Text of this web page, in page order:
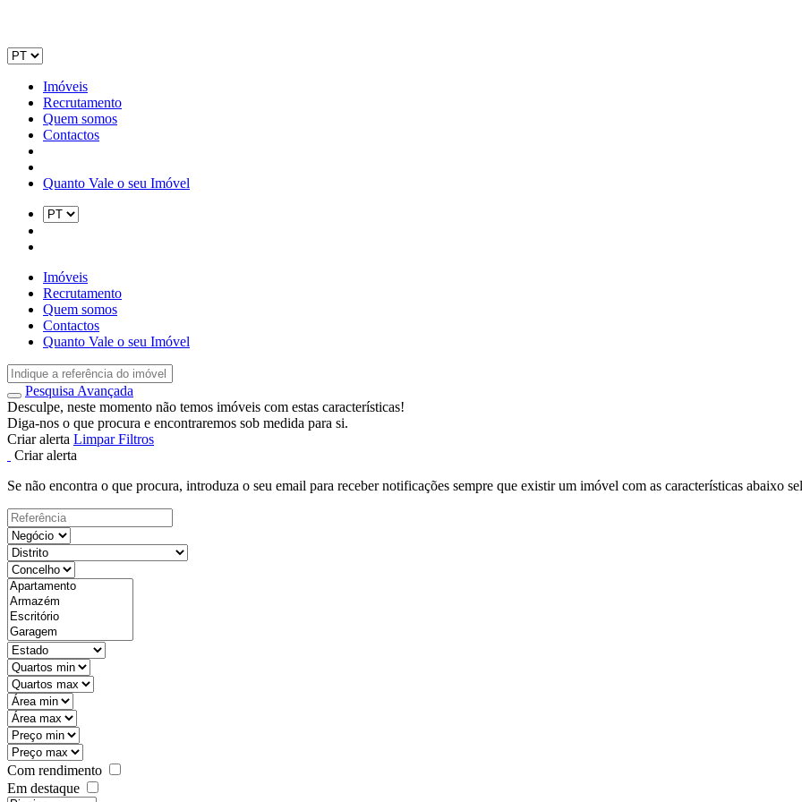
Imóveis
Recrutamento
Quem somos
Contactos
Quanto Vale o seu Imóvel
Imóveis
Recrutamento
Quem somos
Contactos
Quanto Vale o seu Imóvel
Pesquisa Avançada
Desculpe, neste momento não temos imóveis com estas características!
Diga-nos o que procura e encontraremos sob medida para si.
Criar alerta Limpar Filtros
Criar alerta
Se não encontra o que procura, introduza o seu email para receber notificações sempre que existir um imóvel com as características abaixo
Com rendimento
Em destaque